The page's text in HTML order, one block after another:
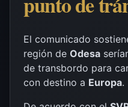
El comunicado
región de Odesa
de transbordo para
con destino a Europa.